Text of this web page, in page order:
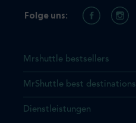
dass sich das Produkt, das
Warenkorb befindet.
Mrshuttle bestsellers
MrShuttle best destinations
Dienstleistungen
Folge uns: